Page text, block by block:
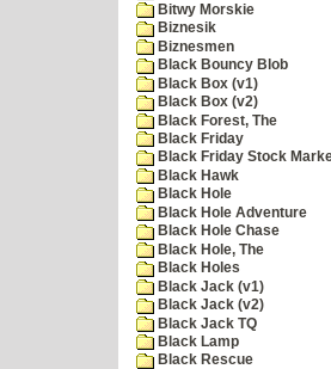
Bitwy Morskie
Biznesik
Biznesmen
Black Bouncy Blob
Black Box (v1)
Black Box (v2)
Black Forest, The
Black Friday
Black Friday Stock
Black Hawk
Black Hole
Black Hole Adventure
Black Hole Chase
Black Hole, The
Black Holes
Black Jack (v1)
Black Jack (v2)
Black Jack TQ
Black Lamp
Black Rescue